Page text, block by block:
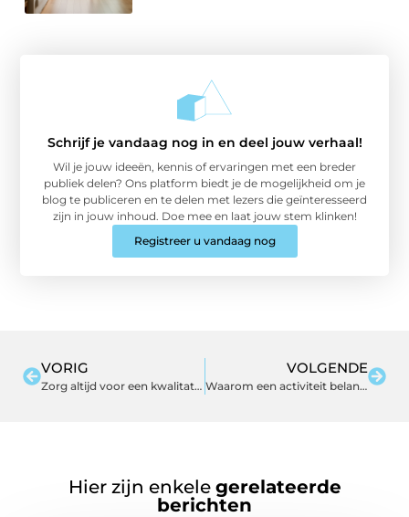
Schrijf je vandaag nog in en deel jouw verhaal!
Wil je jouw ideeën, kennis of ervaringen met een breder
publiek delen? Ons platform biedt je de mogelijkheid om je
blog te publiceren en te delen met lezers die geïnteresseerd
zijn in jouw inhoud. Doe mee en laat jouw stem klinken!
Registreer u vandaag nog
VORIG
Zorg altijd voor een kwalitatieve verpakking
VOLGENDE
Waarom een activiteit belangrijk is?
Hier zijn enkele gerelateerde
berichten